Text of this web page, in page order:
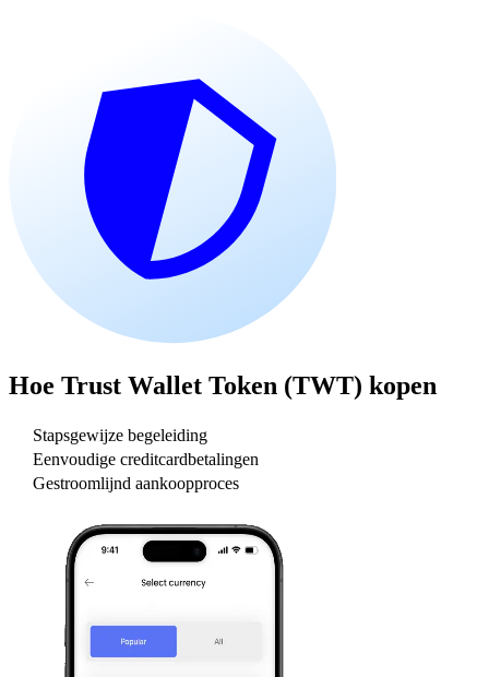
Hoe Trust Wallet Token (TWT) kopen
Stapsgewijze begeleiding
Eenvoudige creditcardbetalingen
Gestroomlijnd aankoopproces